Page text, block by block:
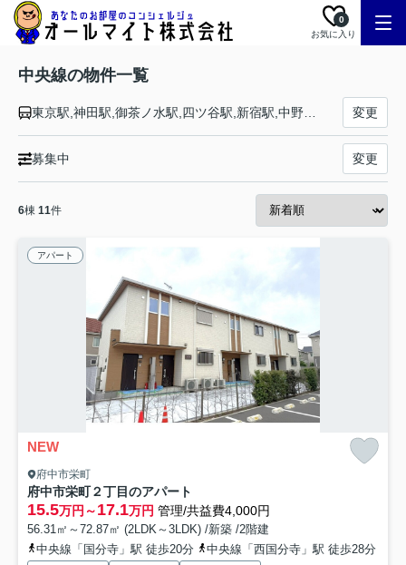
お気に入り
0
中央線の物件一覧
変更
募集中 変更
6棟 11件
アパート
NEW
府中市栄町
府中市栄町２丁目のアパート
15.5万円～17.1万円 管理/共益費4,000円
56.31㎡～72.87㎡ (2LDK～3LDK) /新築 /2階建
中央線「国分寺」駅 徒歩20分
中央線「西国分寺」駅 徒歩28分